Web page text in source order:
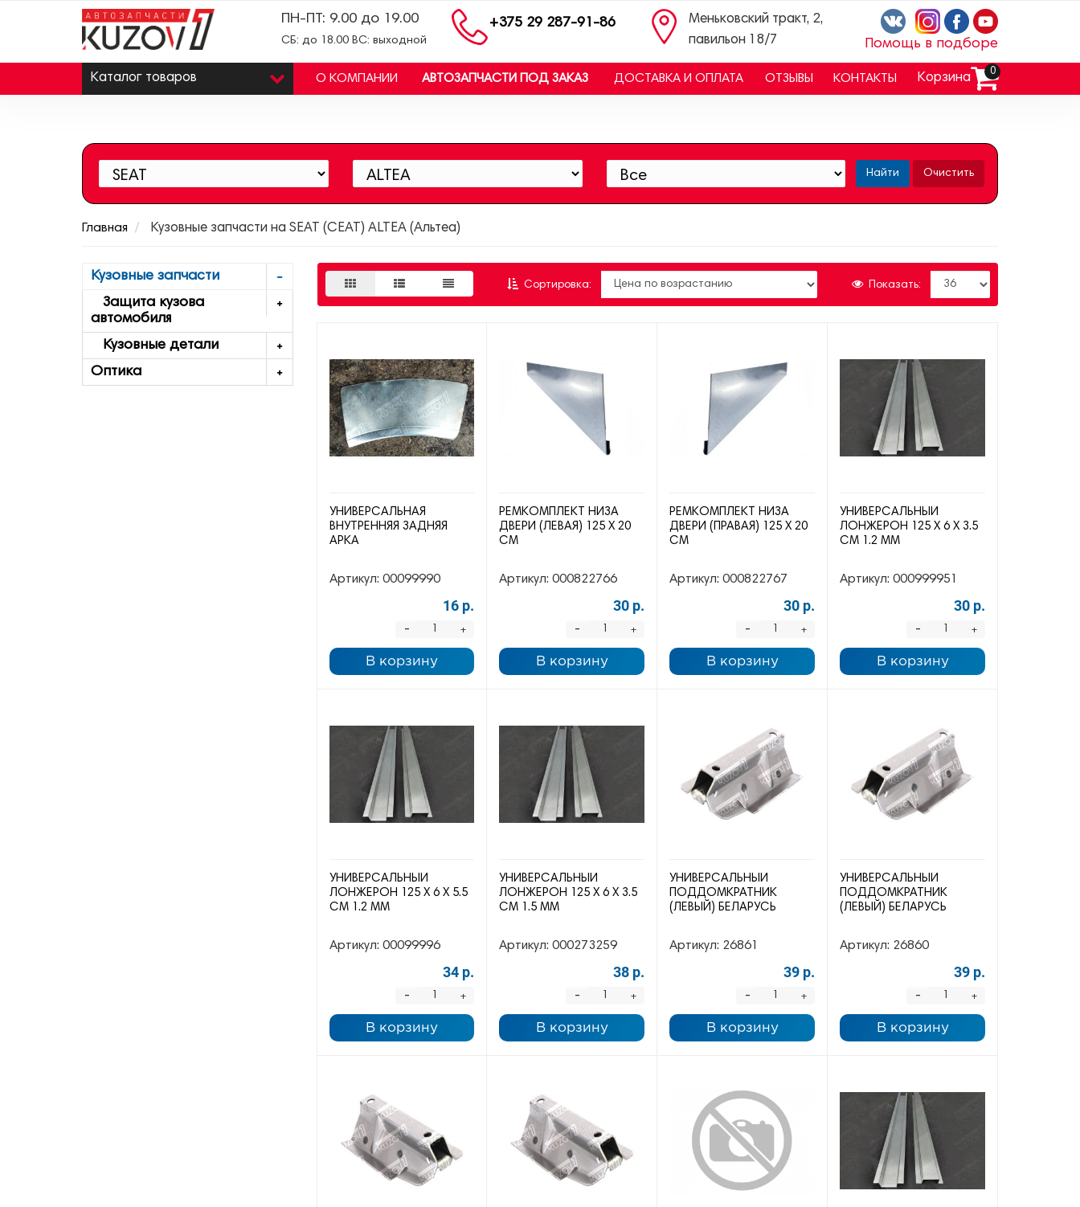
Помощь в подборе
Меньковский тракт, 2,
павильон 18/7
+375 29 287-91-86
ПН-ПТ: 9.00 до 19.00
СБ: до 18.00 ВС: выходной
Каталог товаров О КОМПАНИИ АВТОЗАПЧАСТИ ПОД ЗАКАЗ ДОСТАВКА И ОПЛАТА ОТЗЫВЫ КОНТАКТЫ Корзина 0
Найти Очистить
Главная Кузовные запчасти на SEAT (СЕАТ) ALTEA (Альтеа)
Кузовные запчасти
Защита кузова
автомобиля
Кузовные детали
Оптика
Сортировка: Показать:
УНИВЕРСАЛЬНАЯ
ВНУТРЕННЯЯ ЗАДНЯЯ
АРКА
Артикул: 00099990
16 р.
+
-
В корзину
РЕМКОМПЛЕКТ НИЗА
ДВЕРИ (ЛЕВАЯ) 125 Х 20
СМ
Артикул: 000822766
30 р.
+
-
В корзину
РЕМКОМПЛЕКТ НИЗА
ДВЕРИ (ПРАВАЯ) 125 Х 20
СМ
Артикул: 000822767
30 р.
+
-
В корзину
УНИВЕРСАЛЬНЫЙ
ЛОНЖЕРОН 125 Х 6 Х 3.5
СМ 1.2 ММ
Артикул: 000999951
30 р.
+
-
В корзину
УНИВЕРСАЛЬНЫЙ
ЛОНЖЕРОН 125 Х 6 Х 5.5
СМ 1.2 ММ
Артикул: 00099996
34 р.
+
-
В корзину
УНИВЕРСАЛЬНЫЙ
ЛОНЖЕРОН 125 Х 6 Х 3.5
СМ 1.5 ММ
Артикул: 000273259
38 р.
+
-
В корзину
УНИВЕРСАЛЬНЫЙ
ПОДДОМКРАТНИК
(ЛЕВЫЙ) БЕЛАРУСЬ
Артикул: 26861
39 р.
+
-
В корзину
УНИВЕРСАЛЬНЫЙ
ПОДДОМКРАТНИК
(ЛЕВЫЙ) БЕЛАРУСЬ
Артикул: 26860
39 р.
+
-
В корзину